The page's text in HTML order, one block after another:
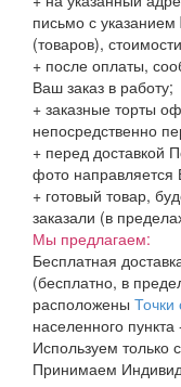
письмо с
(товаров),
+ после оплаты,
Ваш заказ в работу;
+ заказные торты
непосредственно
+ перед доставкой
фото
+ готовый товар,
заказали (в
Мы предлагаем:
Бесплатная
(бесплатно, в
расположены Точки
населенного
Используем только
Принимаем